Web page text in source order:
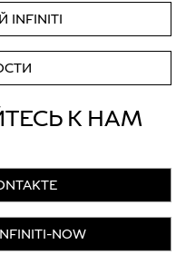
INFINITI
К НАМ
NOW